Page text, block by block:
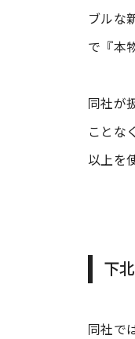
ブルな
で『本
同社が
ことな
以上を
下
同社で